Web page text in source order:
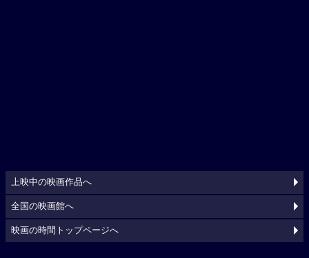
上映中の映画作品へ
全国の映画館へ
映画の時間トップページへ